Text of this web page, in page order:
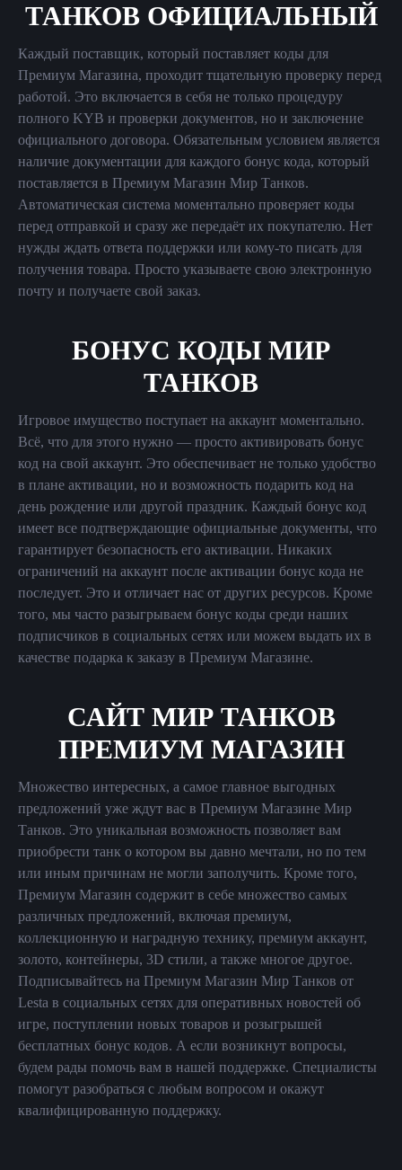
ТАНКОВ ОФИЦИАЛЬНЫЙ
Каждый поставщик, который поставляет коды для
Премиум Магазина, проходит тщательную проверку перед
работой. Это включается в себя не только процедуру
полного KYB и проверки документов, но и заключение
официального договора. Обязательным условием является
наличие документации для каждого бонус кода, который
поставляется в Премиум Магазин Мир Танков.
Автоматическая система моментально проверяет коды
перед отправкой и сразу же передаёт их покупателю. Нет
нужды ждать ответа поддержки или кому-то писать для
получения товара. Просто указываете свою электронную
почту и получаете свой заказ.
БОНУС КОДЫ МИР
ТАНКОВ
Игровое имущество поступает на аккаунт моментально.
Всё, что для этого нужно — просто активировать бонус
код на свой аккаунт. Это обеспечивает не только удобство
в плане активации, но и возможность подарить код на
день рождение или другой праздник. Каждый бонус код
имеет все подтверждающие официальные документы, что
гарантирует безопасность его активации. Никаких
ограничений на аккаунт после активации бонус кода не
последует. Это и отличает нас от других ресурсов. Кроме
того, мы часто разыгрываем бонус коды среди наших
подписчиков в социальных сетях или можем выдать их в
качестве подарка к заказу в Премиум Магазине.
САЙТ МИР ТАНКОВ
ПРЕМИУМ МАГАЗИН
Множество интересных, а самое главное выгодных
предложений уже ждут вас в Премиум Магазине Мир
Танков. Это уникальная возможность позволяет вам
приобрести танк о котором вы давно мечтали, но по тем
или иным причинам не могли заполучить. Кроме того,
Премиум Магазин содержит в себе множество самых
различных предложений, включая премиум,
коллекционную и наградную технику, премиум аккаунт,
золото, контейнеры, 3D стили, а также многое другое.
Подписывайтесь на Премиум Магазин Мир Танков от
Lesta в социальных сетях для оперативных новостей об
игре, поступлении новых товаров и розыгрышей
бесплатных бонус кодов. А если возникнут вопросы,
будем рады помочь вам в нашей поддержке. Специалисты
помогут разобраться с любым вопросом и окажут
квалифицированную поддержку.